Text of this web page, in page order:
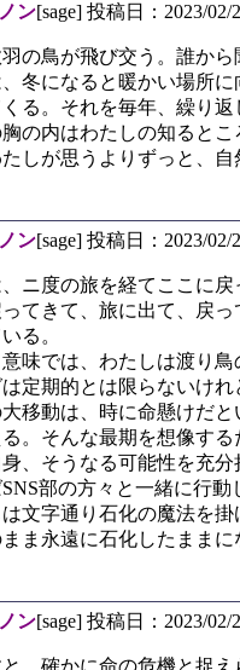
ン[sage] 投稿日：2023/02/
の鳥が飛び交う。誰から
冬になると暖かい場所に
る。それを毎年、繰り返
の内はわたしの知るとこ
しが思うよりずっと、自
ン[sage] 投稿日：2023/02/
ニ度の旅を経てここに戻
ってきて、旅に出て、戻
る。
味では、わたしは渡り鳥
定期的とは限らないけれ
移動は、時に命懸けだと
。そんな最期を想像する
、そうなる可能性を充分
部の方々と一緒に行
文字通り石化の魔法を
ま永遠に石化したまま
ン[sage] 投稿日：2023/02/
、確かに命の危機と捉え